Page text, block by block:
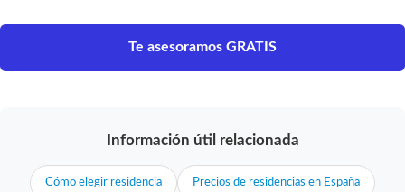
Te asesoramos GRATIS
Información útil relacionada
Cómo elegir residencia Precios de residencias en España